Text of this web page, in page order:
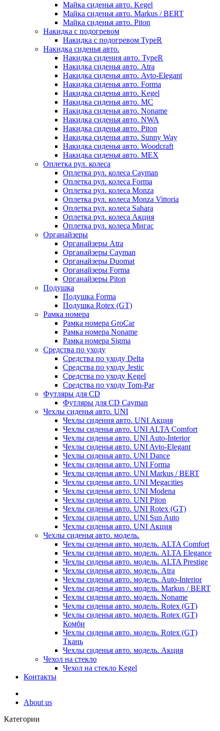
Майка сиденья авто. Kegel
Майка сиденья авто. Markus / BERT
Майка сиденья авто. Piton
Накидка с подогревом
Накидка с подогревом TypeR
Накидка сиденья авто.
Накидка сидения авто. TypeR
Накидка сиденья авто. Atra
Накидка сиденья авто. Avto-Elegant
Накидка сиденья авто. Forma
Накидка сиденья авто. Kegel
Накидка сиденья авто. MC
Накидка сиденья авто. Noname
Накидка сиденья авто. NWA
Накидка сиденья авто. Piton
Накидка сиденья авто. Sunny Way
Накидка сиденья авто. Woodcraft
Накидка сиденья авто. МЕХ
Оплетка рул. колеса
Оплетка рул. колеса Cayman
Оплетка рул. колеса Forma
Оплетка рул. колеса Monza
Оплетка рул. колеса Monza Vittoria
Оплетка рул. колеса Sahara
Оплетка рул. колеса Акция
Оплетка рул. колеса Мигас
Органайзеры
Органайзеры Atra
Органайзеры Cayman
Органайзеры Duomat
Органайзеры Forma
Органайзеры Piton
Подушка
Подушка Forma
Подушка Rotex (GT)
Рамка номера
Рамка номера GroCar
Рамка номера Noname
Рамка номера Sigma
Средства по уходу
Средства по уходу Delta
Средства по уходу Jestic
Средства по уходу Kegel
Средства по уходу Tom-Par
Футляры для CD
Футляры для CD Cayman
Чехлы сиденья авто. UNI
Чехлы сидения авто. UNI Акция
Чехлы сиденья авто. UNI ALTA Comfort
Чехлы сиденья авто. UNI Auto-Interior
Чехлы сиденья авто. UNI Avto-Elegant
Чехлы сиденья авто. UNI Dance
Чехлы сиденья авто. UNI Forma
Чехлы сиденья авто. UNI Markus / BERT
Чехлы сиденья авто. UNI Megacities
Чехлы сиденья авто. UNI Modena
Чехлы сиденья авто. UNI Piton
Чехлы сиденья авто. UNI Rotex (GT)
Чехлы сиденья авто. UNI Sun Auto
Чехлы сиденья авто. UNI Акция
Чехлы сиденья авто. модель.
Чехлы сиденья авто. модель. ALTA Comfort
Чехлы сиденья авто. модель. ALTA Elegance
Чехлы сиденья авто. модель. ALTA Prestige
Чехлы сиденья авто. модель. Atra
Чехлы сиденья авто. модель. Auto-Interior
Чехлы сиденья авто. модель. Markus / BERT
Чехлы сиденья авто. модель. Noname
Чехлы сиденья авто. модель. Rotex (GT)
Чехлы сиденья авто. модель. Rotex (GT)
Комби
Чехлы сиденья авто. модель. Rotex (GT)
Ткань
Чехлы сиденья авто. модель. Акция
Чехол на стекло
Чехол на стекло Kegel
Контакты
About us
Категории